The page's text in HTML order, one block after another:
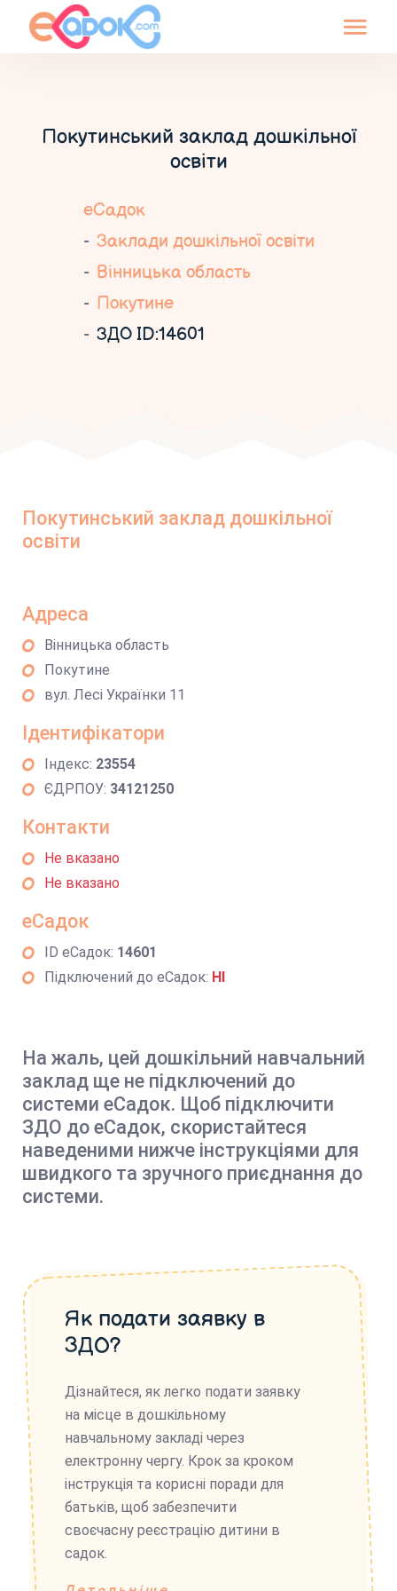
Покутинський заклад дошкільної
освіти
еСадок
Заклади дошкільної освіти
Вінницька область
Покутине
ЗДО ID:14601
Покутинський заклад дошкільної
освіти
Адреса
Вінницька область
Покутине
вул. Лесі Українки 11
Ідентифікатори
Індекс: 23554
ЄДРПОУ: 34121250
Контакти
Не вказано
Не вказано
еСадок
ID еСадок: 14601
Підключений до еСадок: НІ
На жаль, цей дошкільний навчальний
заклад ще не підключений до
системи еСадок. Щоб підключити
ЗДО до еСадок, скористайтеся
наведеними нижче інструкціями для
швидкого та зручного приєднання до
системи.
Як подати заявку в
ЗДО?
Дізнайтеся, як легко подати заявку
на місце в дошкільному
навчальному закладі через
електронну чергу. Крок за кроком
інструкція та корисні поради для
батьків, щоб забезпечити
своєчасну реєстрацію дитини в
садок.